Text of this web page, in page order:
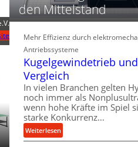
d
i
P
e
r
o
r
m
n
c
den Mittelstand
Mehr Effizienz durch
Antriebssysteme
Kugelgewindetrieb
Vergleich
In vielen Branchen gelten
noch immer als
wenn hohe Kräfte im Spiel
starke Konkurrenz…
Weiterlesen:
K